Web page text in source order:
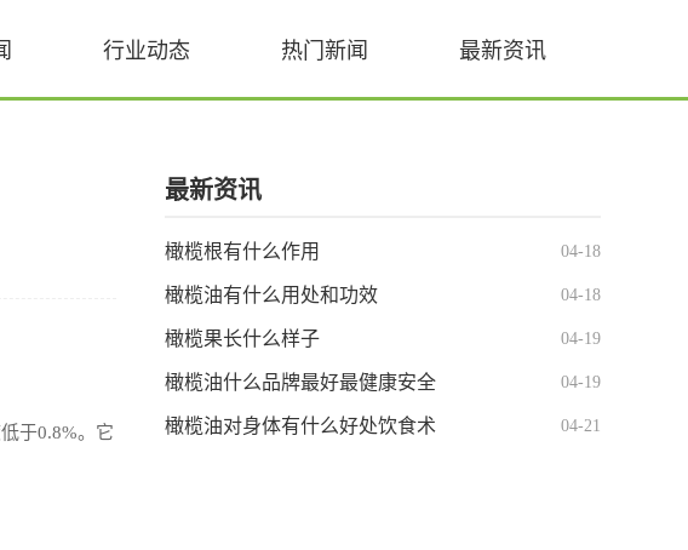
行业动态 热门新闻 最新资讯
于0.8%。它
最新资讯
橄榄根有什么作用 04-18
橄榄油有什么用处和功效 04-18
橄榄果长什么样子 04-19
橄榄油什么品牌最好最健康安全 04-19
橄榄油对身体有什么好处饮食术 04-21